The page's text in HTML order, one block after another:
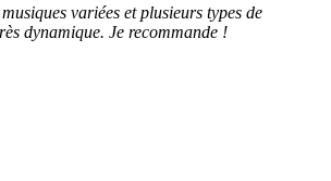
variées et plusieurs types de
dynamique. Je recommande !